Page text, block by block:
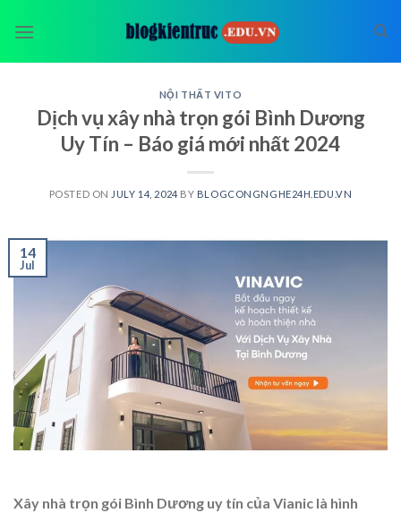
NỘI THẤT VITO
Dịch vụ xây nhà trọn gói Bình Dương
Uy Tín – Báo giá mới nhất 2024
POSTED ON JULY 14, 2024 BY BLOGCONGNGHE24H.EDU.VN
14
Jul
Xây nhà trọn gói Bình Dương uy tín của Vianic là hình